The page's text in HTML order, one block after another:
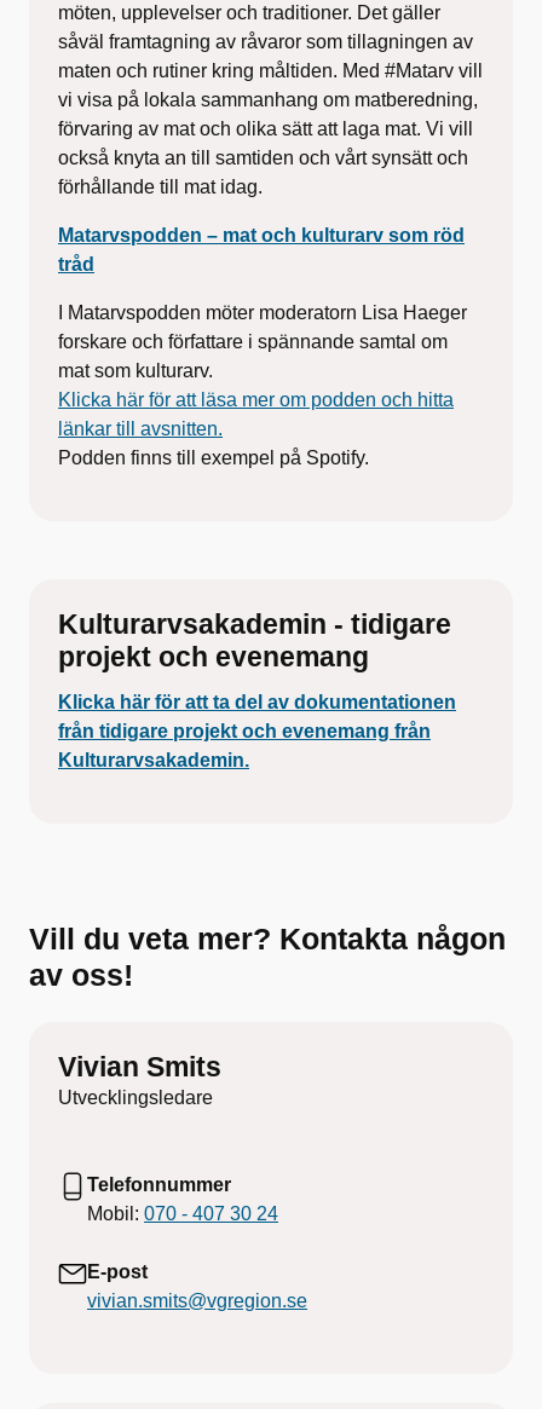
möten, upplevelser och traditioner. Det gäller
såväl framtagning av råvaror som tillagningen av
maten och rutiner kring måltiden. Med #Matarv vill
vi visa på lokala sammanhang om matberedning,
förvaring av mat och olika sätt att laga mat. Vi vill
också knyta an till samtiden och vårt synsätt och
förhållande till mat idag.
Matarvspodden – mat och kulturarv som röd
tråd
I Matarvspodden möter moderatorn Lisa Haeger
forskare och författare i spännande samtal om
mat som kulturarv.
Klicka här för att läsa mer om podden och hitta
länkar till avsnitten.
Podden finns till exempel på Spotify.
Kulturarvsakademin - tidigare
projekt och evenemang
Klicka här för att ta del av dokumentationen
från tidigare projekt och evenemang från
Kulturarvsakademin.
Vill du veta mer? Kontakta någon
av oss!
Vivian Smits
Utvecklingsledare
Telefonnummer
Mobil: 070 - 407 30 24
E-post
vivian.smits@vgregion.se